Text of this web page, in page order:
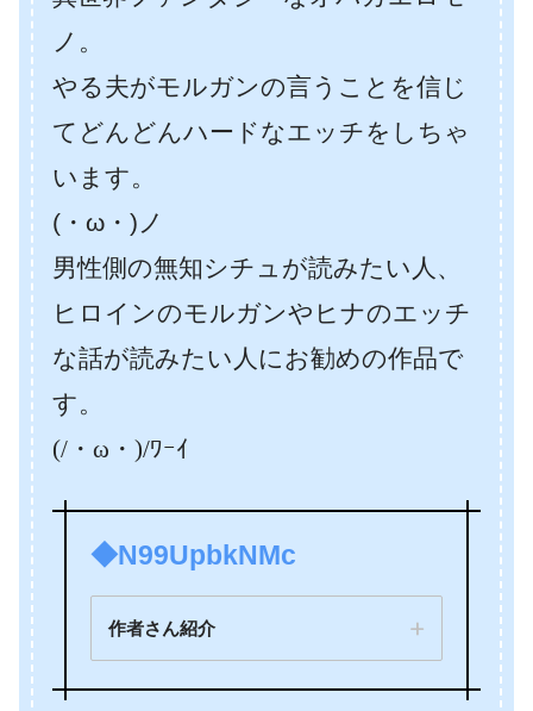
ノ。
やる夫がモルガンの言うことを信じ
てどんどんハードなエッチをしちゃ
います。
(・ω・)ノ
男性側の無知シチュが読みたい人、
ヒロインのモルガンやヒナのエッチ
な話が読みたい人にお勧めの作品で
す。
(/・ω・)/ﾜｰｲ
◆N99UpbkNMc
作者さん紹介